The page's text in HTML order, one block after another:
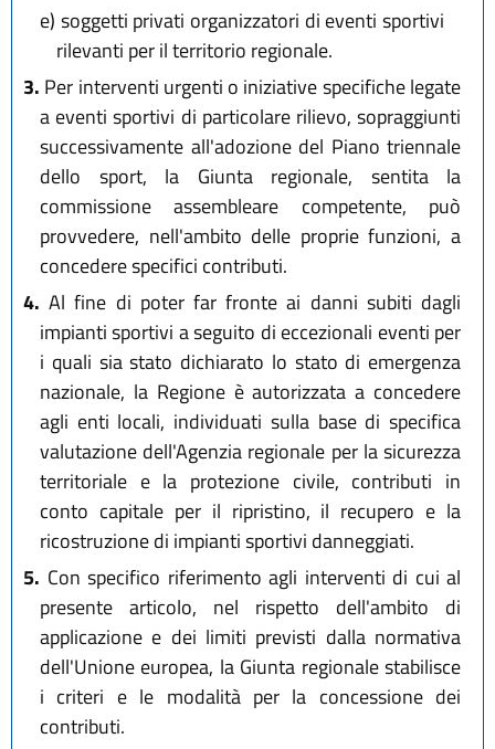
e) soggetti privati organizzatori di eventi sportivi
rilevanti per il territorio regionale.
3. Per interventi urgenti o iniziative specifiche legate
a eventi sportivi di particolare rilievo, sopraggiunti
successivamente all'adozione del Piano triennale
dello sport, la Giunta regionale, sentita la
commissione assembleare competente, può
provvedere, nell'ambito delle proprie funzioni, a
concedere specifici contributi.
4. Al fine di poter far fronte ai danni subiti dagli
impianti sportivi a seguito di eccezionali eventi per
i quali sia stato dichiarato lo stato di emergenza
nazionale, la Regione è autorizzata a concedere
agli enti locali, individuati sulla base di specifica
valutazione dell'Agenzia regionale per la sicurezza
territoriale e la protezione civile, contributi in
conto capitale per il ripristino, il recupero e la
ricostruzione di impianti sportivi danneggiati.
5. Con specifico riferimento agli interventi di cui al
presente articolo, nel rispetto dell'ambito di
applicazione e dei limiti previsti dalla normativa
dell'Unione europea, la Giunta regionale stabilisce
i criteri e le modalità per la concessione dei
contributi.